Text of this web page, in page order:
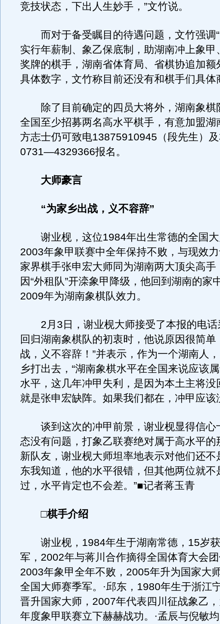
竞技状态，下出人生妙手，”文竹说。
而对于备受瞩目的待遇问题，文竹强调“
实行年薪制、象乙保底制，助湖南冲上象甲
奖牌的棋手，湖南省体育局、省棋协追加额
具体数字，文竹称目前还没有和棋手们具体
除了目前确定的四员大将外，湖南象棋
全国至少招募两名高水平棋手，有意加盟湖
方志士仍可致电13875910945（段先生）
0731—4329366报名。
大师豪言
“为家乡出战，义不容辞”
谢业枧，这位1984年出生常德的全国大
2003年象甲联赛中全年保持不败，与现效
家界棋手张申宏大师同为湖南两大顶尖高手
因“外租队”开滦象甲降级，他回到湖南的家
2009年为湖南象棋队效力。
2月3日，谢业枧大师接受了本报的电话
回归湖南象棋队的初衷时，他说原因很简单
战，义不容辞！”并表示，作为一个湖南人
乡打出去，“湖南象棋水平在全国来说应该
水平，这几年冲甲失利，是因为本土主将没
就是张申宏缺阵。如果我们都在，冲甲应该
谈到这次的冲甲前景，谢业枧显得信心
态没有问题，打象乙联赛绝对属于高水平的
新队友，谢业枧大师坦率地表示对他们还不
东我知道，他的水平很错，但其他两位就不
过，水平肯定也不会差。”■记者蒋玉青
□棋手介绍
谢业枧，1984年生于湖南常德，15岁
军，2002年与蒋川合作摘得全国体育大会
2003年象甲全年不败，2005年升为国家大
全国大师赛季军。·邱东，1980年生于浙江
晋升国家大师，2007年代表四川征战象乙
年度象甲联赛立下赫赫战功。·孟辰与倪敏